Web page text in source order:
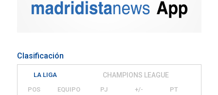
Clasificación
LA LIGA CHAMPIONS LEAGUE
POS EQUIPO PJ +/- PT